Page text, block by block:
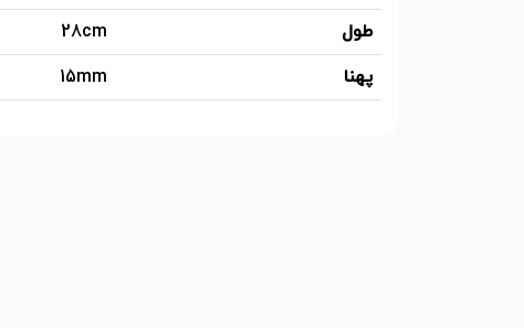
طول
28cm
پهنا
15mm